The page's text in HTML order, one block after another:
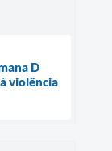
D
violência